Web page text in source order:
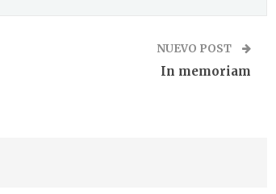
NUEVO POST
In memoriam